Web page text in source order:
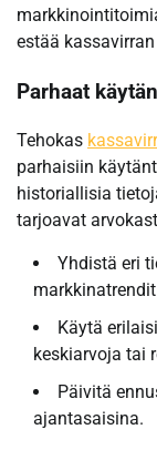
estää
Parhaat
Tehokas
parhaisiin
historiallisia
tarjoavat
Yhdistä eri
Käytä
keskiarvoja tai
Päivitä
ajantasaisina.